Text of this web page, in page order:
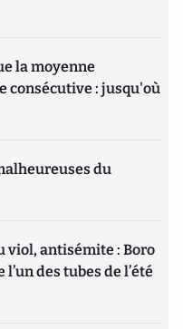
la moyenne
consécutive : jusqu'où
du
viol, antisémite : Boro
des tubes de l’été